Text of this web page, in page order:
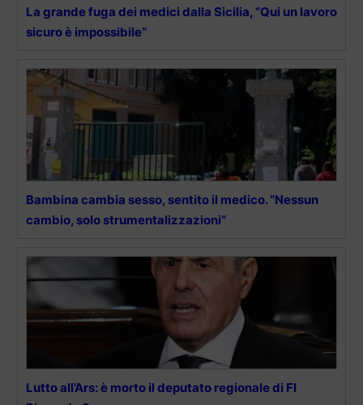
La grande fuga dei medici dalla Sicilia, “Qui un lavoro
sicuro è impossibile”
Bambina cambia sesso, sentito il medico. “Nessun
cambio, solo strumentalizzazioni”
Lutto all’Ars: è morto il deputato regionale di FI